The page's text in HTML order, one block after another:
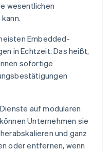
wesentlichen
Embedded-
in Echtzeit. Das heißt,
sofortige
auf modularen
Unternehmen sie
und ganz
oder entfernen, wenn